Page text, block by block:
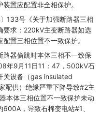
置应配置非全相保护。
133号《关于加强断路器三相
要求：220kV主变断路器如选
置三相位置不一致保护。
器偷跳时本体三相不一致保
年9月11日11：47，500kV石
关设备（gas insulated
配供）绝缘严重下降导致#2主
本体三相位置不一致保护未动
，导致石棉变电站#1、